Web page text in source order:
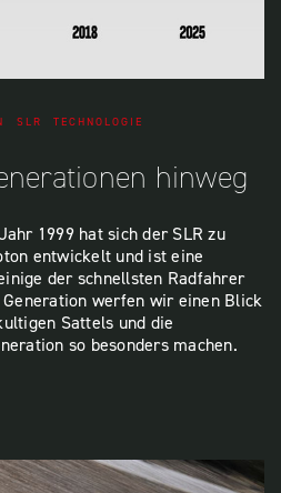
SLR TECHNOLOGIE
hinweg
1999 hat sich der SLR zu
entwickelt und ist eine
der schnellsten Radfahrer
werfen wir einen Blick
Sattels und die
so besonders machen.